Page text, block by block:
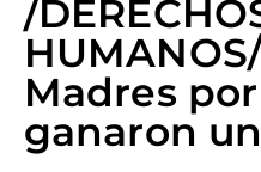
/
Madres
ganaron